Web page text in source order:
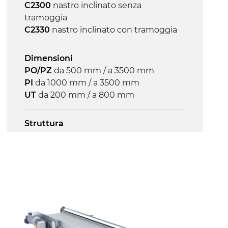
4.8 m/minuto
motore
C2300 nastro inclinato senza
tramoggia
C2330 nastro inclinato con tramoggia
Dimensioni
PO/PZda 500 mm / a 3500 mm
PI da 1000 mm / a 3500 mm
UTda 200 mm / a 800 mm
Struttura
anodizzato